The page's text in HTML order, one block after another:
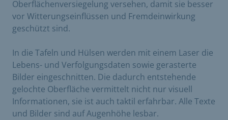
Oberflächenversiegelung versehen, damit sie besser
vor Witterungseinflüssen und Fremdeinwirkung
geschützt sind.
In die Tafeln und Hülsen werden mit einem Laser die
Lebens- und Verfolgungsdaten sowie gerasterte
Bilder eingeschnitten. Die dadurch entstehende
gelochte Oberfläche vermittelt nicht nur visuell
Informationen, sie ist auch taktil erfahrbar. Alle Texte
und Bilder sind auf Augenhöhe lesbar.